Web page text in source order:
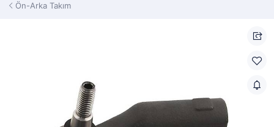
Ön-Arka Takım